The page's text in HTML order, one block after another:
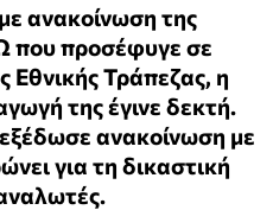
ανακοίνωση της
που προσέφυγε σε
Εθνικής Τράπεζας, η
της έγινε δεκτή.
ανακοίνωση με
για τη δικαστική